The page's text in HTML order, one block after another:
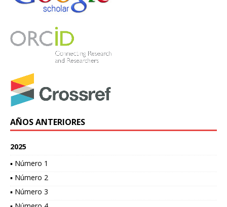
AÑOS ANTERIORES
2025
▪ Número 1
▪ Número 2
▪ Número 3